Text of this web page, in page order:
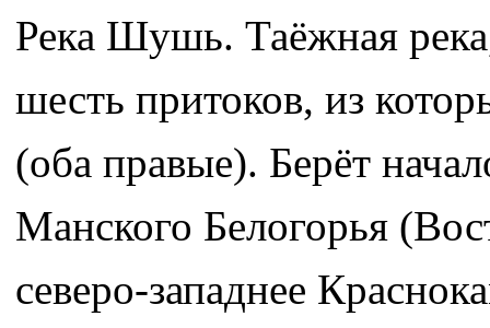
Река Шушь. Таёжная
шесть притоков, из
(оба правые). Берёт
Манского Белогорья
северо-западнее